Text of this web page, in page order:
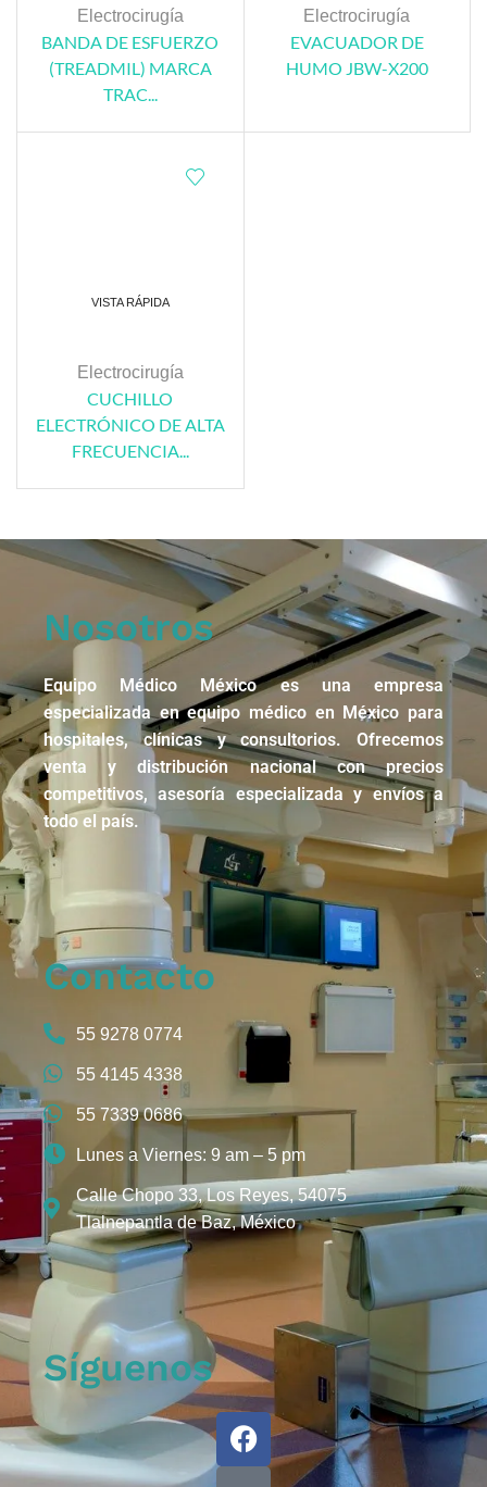
Electrocirugía
BANDA DE ESFUERZO
(TREADMIL) MARCA
TRAC...
Electrocirugía
EVACUADOR DE
HUMO JBW-X200
VISTA RÁPIDA
Electrocirugía
CUCHILLO
ELECTRÓNICO DE ALTA
FRECUENCIA...
Nosotros
Equipo Médico México es una empresa
especializada en equipo médico en México para
hospitales, clínicas y consultorios. Ofrecemos
venta y distribución nacional con precios
competitivos, asesoría especializada y envíos a
todo el país.
Contacto
55 9278 0774
55 4145 4338
55 7339 0686
Lunes a Viernes: 9 am – 5 pm
Calle Chopo 33, Los Reyes, 54075
Tlalnepantla de Baz, México
Síguenos